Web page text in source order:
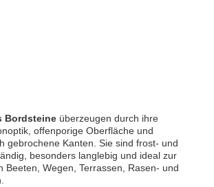
Bordsteineüberzeugen durch ihre
offenporige Oberfläche und
gebrochene Kanten. Sie sind frost- und
besonders langlebig und ideal zur
Beeten, Wegen, Terrassen, Rasen- und